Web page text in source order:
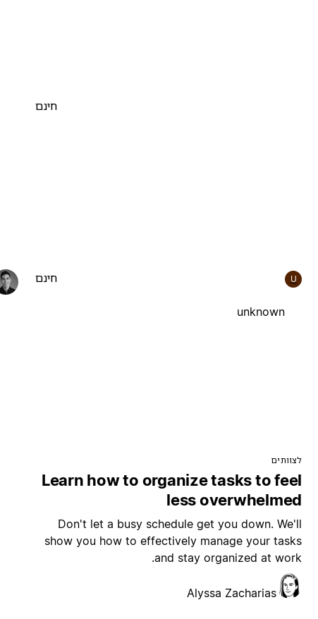
חינם
U
unknown
חינם
לצוותים
Learn how to organize tasks to feel
less overwhelmed
Don't let a busy schedule get you down. We'll
show you how to effectively manage your tasks
and stay organized at work.
Alyssa Zacharias